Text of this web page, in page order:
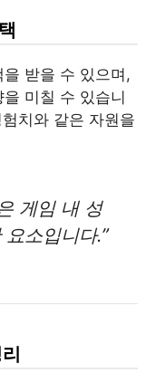
받을 수 있으며,
미칠 수 있습니
치와 같은 자원을
게임 내 성
소입니다.”